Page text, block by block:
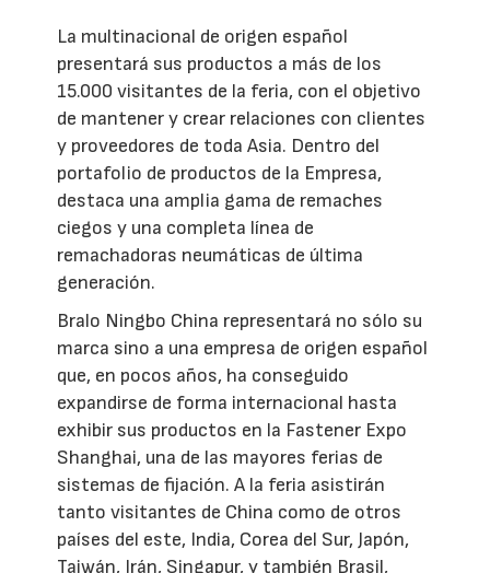
La multinacional de origen español
presentará sus productos a más de los
15.000 visitantes de la feria, con el objetivo
de mantener y crear relaciones con clientes
y proveedores de toda Asia. Dentro del
portafolio de productos de la Empresa,
destaca una amplia gama de remaches
ciegos y una completa línea de
remachadoras neumáticas de última
generación.
Bralo Ningbo China representará no sólo su
marca sino a una empresa de origen español
que, en pocos años, ha conseguido
expandirse de forma internacional hasta
exhibir sus productos en la Fastener Expo
Shanghai, una de las mayores ferias de
sistemas de fijación. A la feria asistirán
tanto visitantes de China como de otros
países del este, India, Corea del Sur, Japón,
Taiwán, Irán, Singapur, y también Brasil,